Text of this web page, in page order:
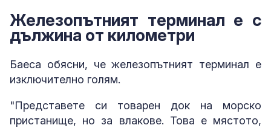
Железопътният терминал е с
дължина от километри
Баеса обясни, че железопътният терминал е
изключително голям.
"Представете си товарен док на морско
пристанище, но за влакове. Това е мястото,